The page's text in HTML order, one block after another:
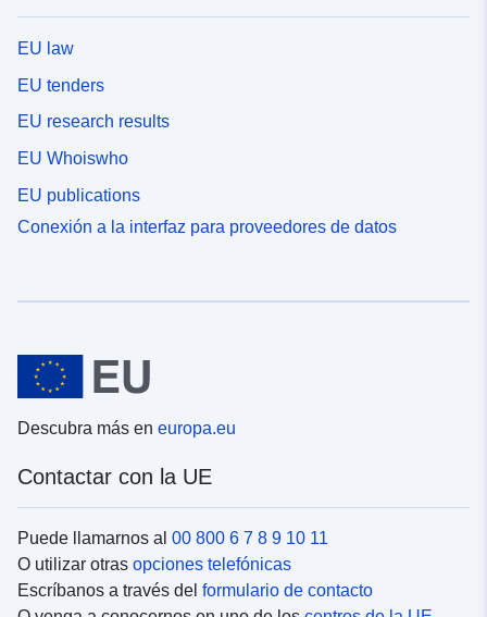
EU law
EU tenders
EU research results
EU Whoiswho
EU publications
Conexión a la interfaz para proveedores de datos
Descubra más en europa.eu
Contactar con la UE
Puede llamarnos al 00 800 6 7 8 9 10 11
O utilizar otras opciones telefónicas
Escríbanos a través del formulario de contacto